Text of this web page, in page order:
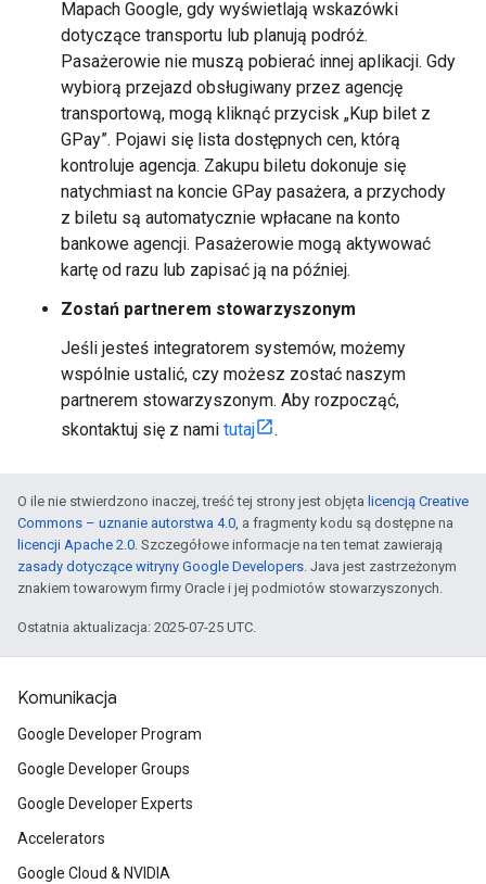
Mapach Google, gdy wyświetlają wskazówki
dotyczące transportu lub planują podróż.
Pasażerowie nie muszą pobierać innej aplikacji. Gdy
wybiorą przejazd obsługiwany przez agencję
transportową, mogą kliknąć przycisk „Kup bilet z
GPay”. Pojawi się lista dostępnych cen, którą
kontroluje agencja. Zakupu biletu dokonuje się
natychmiast na koncie GPay pasażera, a przychody
z biletu są automatycznie wpłacane na konto
bankowe agencji. Pasażerowie mogą aktywować
kartę od razu lub zapisać ją na później.
Zostań partnerem stowarzyszonym
Jeśli jesteś integratorem systemów, możemy
wspólnie ustalić, czy możesz zostać naszym
partnerem stowarzyszonym. Aby rozpocząć,
skontaktuj się z nami tutaj .
O ile nie stwierdzono inaczej, treść tej strony jest objęta licencją Creative
Commons – uznanie autorstwa 4.0, a fragmenty kodu są dostępne na
licencji Apache 2.0. Szczegółowe informacje na ten temat zawierają
zasady dotyczące witryny Google Developers. Java jest zastrzeżonym
znakiem towarowym firmy Oracle i jej podmiotów stowarzyszonych.
Ostatnia aktualizacja: 2025-07-25 UTC.
Komunikacja
Google Developer Program
Google Developer Groups
Google Developer Experts
Accelerators
Google Cloud & NVIDIA